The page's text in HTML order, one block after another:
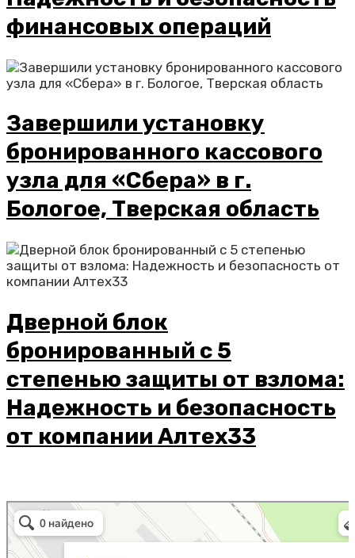
финансовых операций
Завершили установку
бронированного кассового
узла для «Сбера» в г.
Бологое, Тверская область
Дверной блок
бронированный с 5
степенью защиты от взлома:
Надежность и безопасность
от компании Алтех33
Алтех
Металлоконструкции в Коврове
Металлоизделия в Коврове